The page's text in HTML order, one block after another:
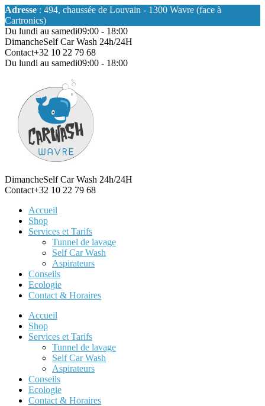
Adresse : 494, chaussée de Louvain - 1300 Wavre (face à
Cartronics)
Du lundi au samedi09:00 - 18:00
DimancheSelf Car Wash 24h/24H
Contact+32 10 22 79 68
Du lundi au samedi09:00 - 18:00
DimancheSelf Car Wash 24h/24H
Contact+32 10 22 79 68
Accueil
Shop
Services et Tarifs
Tunnel de lavage
Self Car Wash
Aspirateurs
Conseils
Ecologie
Contact & Horaires
Accueil
Shop
Services et Tarifs
Tunnel de lavage
Self Car Wash
Aspirateurs
Conseils
Ecologie
Contact & Horaires